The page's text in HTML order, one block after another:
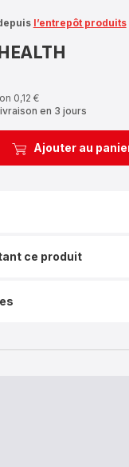
l’entrepôt produits
0,12 €
en 3 jours
Ajouter au
ce produit